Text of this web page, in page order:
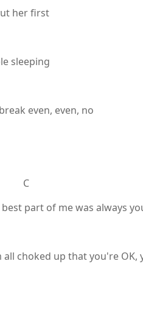
her first
sleeping
even, even, no
C
part of me was always
choked up that you're OK,